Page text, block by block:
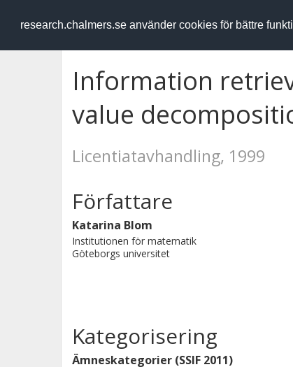
research.chalmers.se använder cookies för bättre
RESEARCH.chalmers.se
Information
value
Licentiatavhandling, 1999
Författare
Katarina Blom
Institutionen för matematik
Göteborgs universitet
Kategorisering
Ämneskategorier (SSIF 2011)